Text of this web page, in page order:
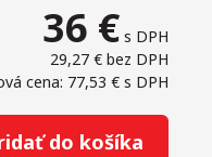
36 € s DPH
29,27 € bez DPH
cena: 77,53 € s DPH
do košíka